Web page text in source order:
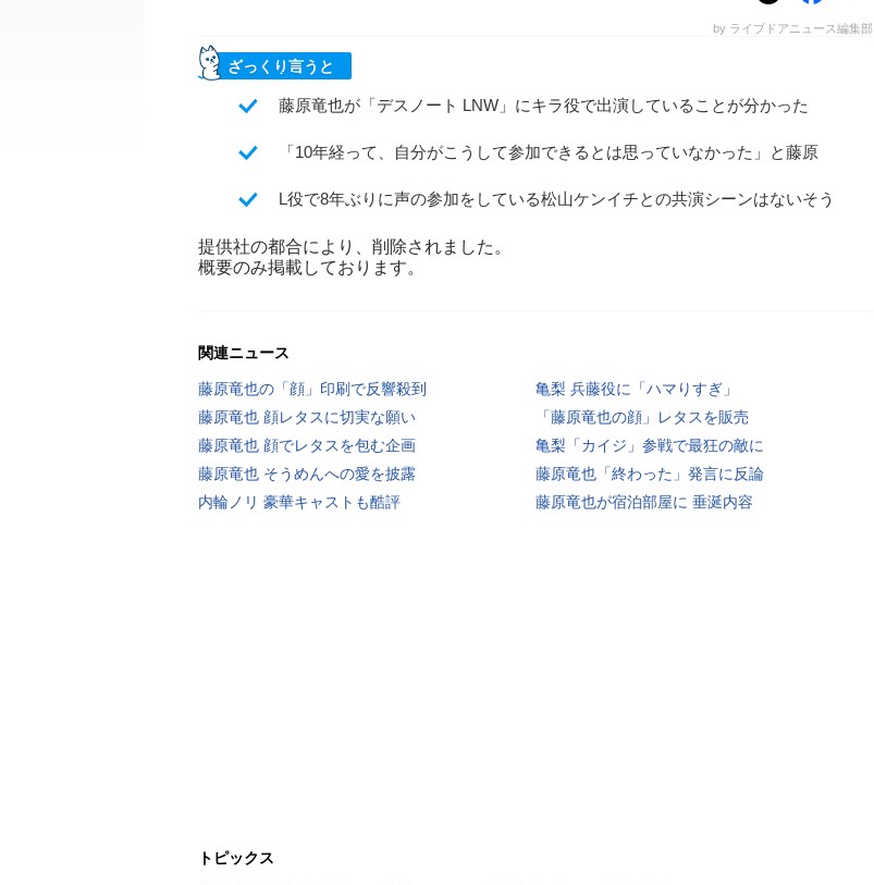
by ライブドアニュース編集部
ざっくり言うと
藤原竜也が「デスノート LNW」にキラ役で出演していることが分かった
「10年経って、自分がこうして参加できるとは思っていなかった」と藤原
L役で8年ぶりに声の参加をしている松山ケンイチとの共演シーンはないそう
提供社の都合により、削除されました。
概要のみ掲載しております。
関連ニュース
藤原竜也の「顔」印刷で反響殺到
亀梨 兵藤役に「ハマりすぎ」
藤原竜也 顔レタスに切実な願い
「藤原竜也の顔」レタスを販売
藤原竜也 顔でレタスを包む企画
亀梨「カイジ」参戦で最狂の敵に
藤原竜也 そうめんへの愛を披露
藤原竜也「終わった」発言に反論
内輪ノリ 豪華キャストも酷評
藤原竜也が宿泊部屋に 垂涎内容
トピックス